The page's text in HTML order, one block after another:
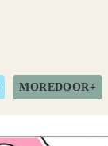
MOREDOOR+